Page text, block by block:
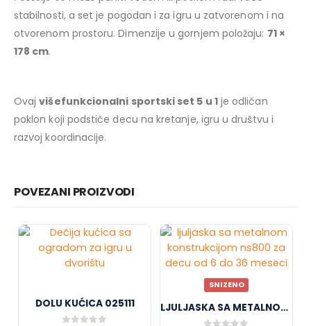
stabilnosti, a set je pogodan i za igru u zatvorenom i na
otvorenom prostoru. Dimenzije u gornjem položaju: 71 ×
178 cm.
Ovajvišefunkcionalni sportski set 5 u 1je odličan
poklon koji podstiče decu na kretanje, igru u društvu i
razvoj koordinacije.
POVEZANI PROIZVODI
DOLU KUĆICA 025111
SNIZENO
LJULJASKA SA METALNOM KONSTRUKCIJOM